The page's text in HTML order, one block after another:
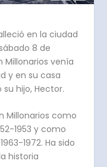
en la ciudad
8 de
Millonarios venía
y en su casa
hijo, Hector.
Millonarios como
1953 y como
1972. Ha sido
historia